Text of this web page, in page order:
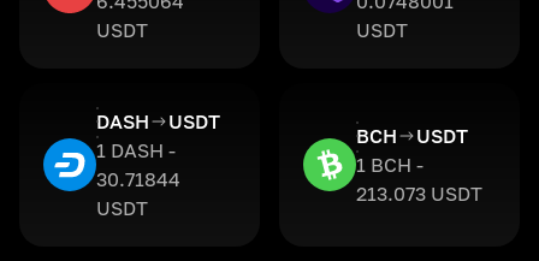
USDT
USDT
DASH
USDT
1 DASH -
30.71844
USDT
BCH
USDT
1 BCH -
213.073 USDT